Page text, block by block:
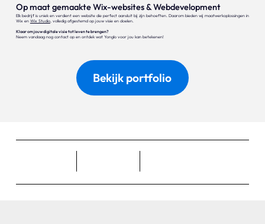
Op maat gemaakte Wix-websites & Webdevelopment
Elk bedrijf is uniek en verdient een website die perfect aansluit bij zijn behoeften. Daarom bieden wij maatwerkoplossingen in
Wix en Wix Studio, volledig afgestemd op jouw visie en doelen.
Klaar om jouw digitale visie tot leven te brengen?
Neem vandaag nog contact op en ontdek wat Yonglo voor jou kan betekenen!
Bekijk portfolio